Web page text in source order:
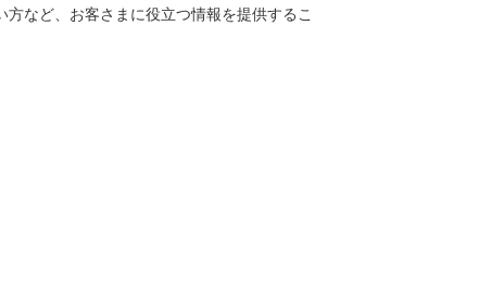
など、お客さまに役立つ情報を提供するこ